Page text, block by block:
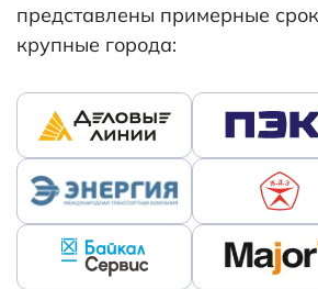
представлены примерные
крупные города: